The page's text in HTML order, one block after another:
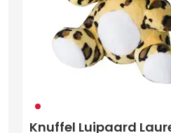
009
Knuffel